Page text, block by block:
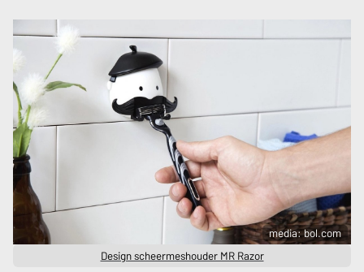
media: bol.com
Design scheermeshouder MR Razor